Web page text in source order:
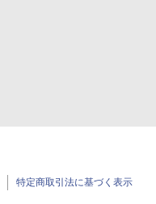
特定商取引法に基づく表示